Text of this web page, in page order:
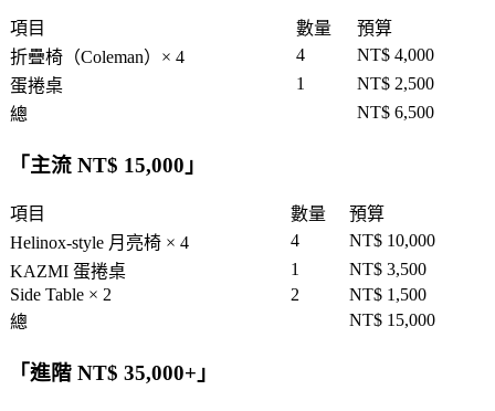
項目 數量
預算
折疊椅（Coleman）× 4
4
NT$ 4,000
蛋捲桌
1
NT$ 2,500
總
NT$ 6,500
「主流 NT$ 15,000 」
項目 數量
預算
Helinox-style 月亮椅 × 4
4
NT$ 10,000
KAZMI 蛋捲桌
1
NT$ 3,500
Side Table × 2
2
NT$ 1,500
總
NT$ 15,000
「進階 NT$ 35,000+ 」